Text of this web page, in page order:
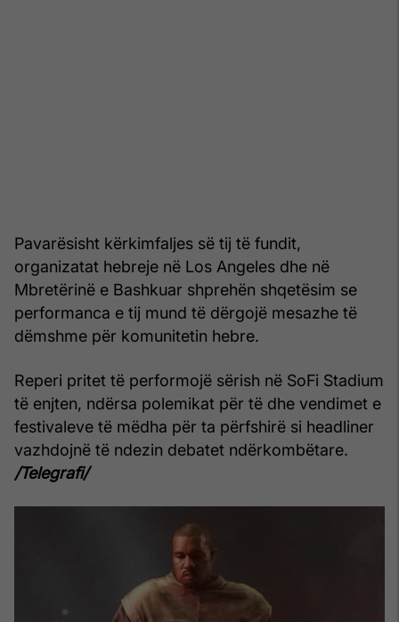
Pavarësisht kërkimfaljes së tij të fundit,
organizatat hebreje në Los Angeles dhe në
Mbretërinë e Bashkuar shprehën shqetësim se
performanca e tij mund të dërgojë mesazhe të
dëmshme për komunitetin hebre.
Reperi pritet të performojë sërish në SoFi Stadium
të enjten, ndërsa polemikat për të dhe vendimet e
festivaleve të mëdha për ta përfshirë si headliner
vazhdojnë të ndezin debatet ndërkombëtare.
/Telegrafi/